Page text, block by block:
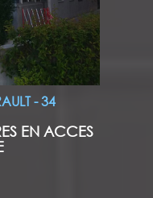
- 34
EN ACCES